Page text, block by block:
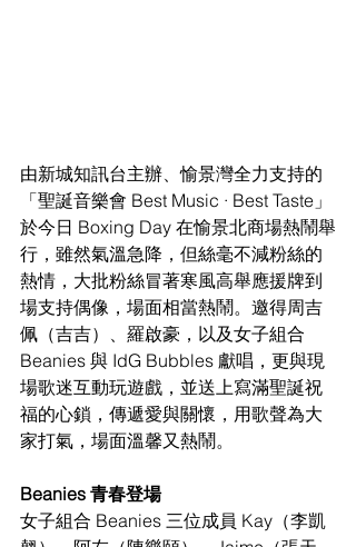
由新城知訊台主辦、愉景灣全力支持的
「聖誕音樂會 Best Music · Best Taste」
於今日 Boxing Day 在愉景北商場熱鬧舉
行，雖然氣溫急降，但絲毫不減粉絲的
熱情，大批粉絲冒著寒風高舉應援牌到
場支持偶像，場面相當熱鬧。邀得周吉
佩（吉吉）、羅啟豪，以及女子組合
Beanies 與 IdG Bubbles 獻唱，更與現
場歌迷互動玩遊戲，並送上寫滿聖誕祝
福的心鎖，傳遞愛與關懷，用歌聲為大
家打氣，場面溫馨又熱鬧。
Beanies 青春登場
女子組合 Beanies 三位成員 Kay（李凱